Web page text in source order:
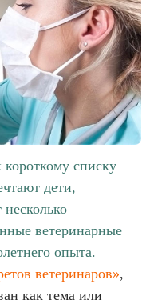
короткому списку
дети,
ветеринарные
опыта.
ветеринаров»,
как тема или